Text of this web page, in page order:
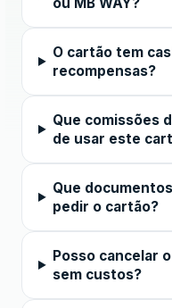
O cartão tem
recompensas?
Que comissões
de usar este
Que
pedir o cartão?
Posso cancelar
sem custos?